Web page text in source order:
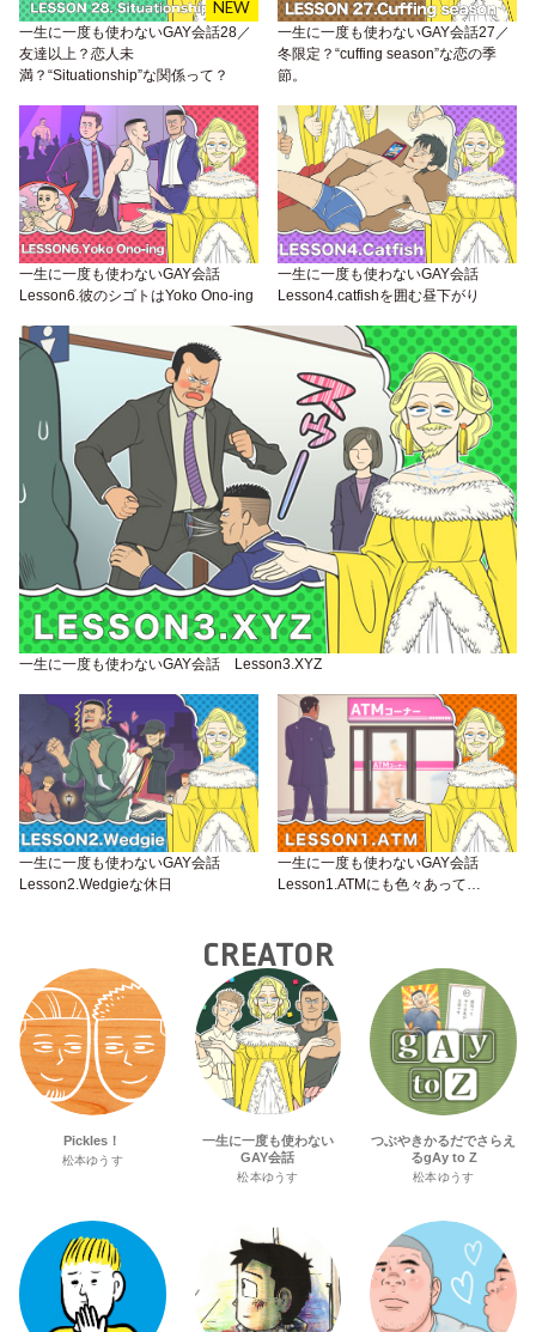
一生に一度も使わないGAY会話28／
友達以上？恋人未
満？“Situationship”な関係って？
一生に一度も使わないGAY会話27／
冬限定？“cuffing season”な恋の季
節。
一生に一度も使わないGAY会話
Lesson6.彼のシゴトはYoko Ono-ing
一生に一度も使わないGAY会話
Lesson4.catfishを囲む昼下がり
一生に一度も使わないGAY会話 Lesson3.XYZ
一生に一度も使わないGAY会話
Lesson2.Wedgieな休日
一生に一度も使わないGAY会話
Lesson1.ATMにも色々あって…
CREATOR
Pickles！
松本ゆうす
一生に一度も使わない
GAY会話
松本ゆうす
つぶやきかるだでさらえ
るgAy to Z
松本ゆうす